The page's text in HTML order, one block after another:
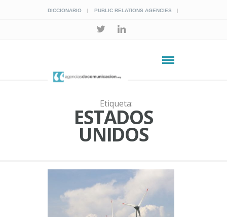
DICCIONARIO PUBLIC RELATIONS AGENCIES
Etiqueta:
ESTADOS
UNIDOS